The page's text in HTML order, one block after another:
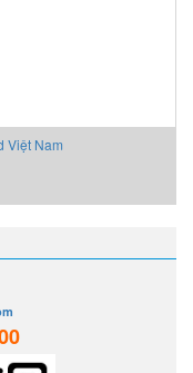
Việt Nam